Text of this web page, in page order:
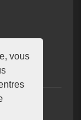
vous